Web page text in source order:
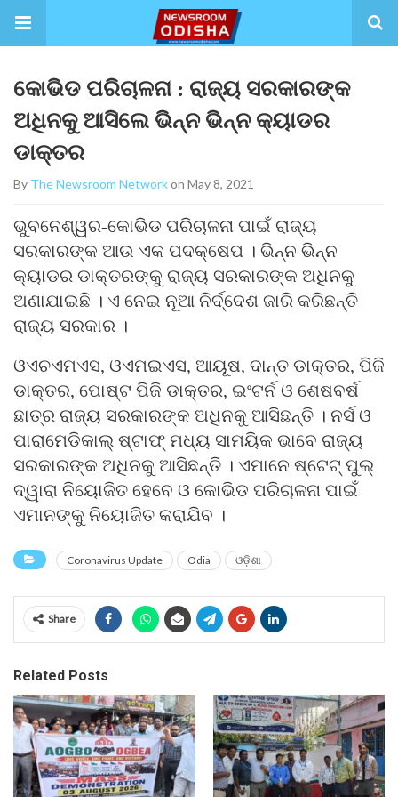
କୋଭିଡ ପରିଚାଳନା : ରାଜ୍ୟ ସରକାରଙ୍କ
ଅଧିନକୁ ଆସିଲେ ଭିନ୍ନ ଭିନ୍ନ କ୍ୟାଡର
ଡାକ୍ତର
By The Newsroom Networkon May 8, 2021
ଭୁବନେଶ୍ୱର-କୋଭିଡ ପରିଚାଳନା ପାଇଁ ରାଜ୍ୟ
ସରକାରଙ୍କ ଆଉ ଏକ ପଦକ୍ଷେପ । ଭିନ୍ନ ଭିନ୍ନ
କ୍ୟାଡର ଡାକ୍ତରଙ୍କୁ ରାଜ୍ୟ ସରକାରଙ୍କ ଅଧିନକୁ
ଅଣାଯାଇଛି । ଏ ନେଇ ନୂଆ ନିର୍ଦ୍ଦେଶ ଜାରି କରିଛନ୍ତି
ରାଜ୍ୟ ସରକାର ।
ଓଏଚଏମଏସ, ଓଏମଇଏସ, ଆୟୂଷ, ଦାନ୍ତ ଡାକ୍ତର, ପିଜି
ଡାକ୍ତର, ପୋଷ୍ଟ ପିଜି ଡାକ୍ତର, ଇଂଟର୍ନ ଓ ଶେଷବର୍ଷ
ଛାତ୍ର ରାଜ୍ୟ ସରକାରଙ୍କ ଅଧିନକୁ ଆସିଛନ୍ତି । ନର୍ସ ଓ
ପାରାମେଡିକାଲ୍ ଷ୍ଟାଫ୍ ମଧ୍ୟ ସାମୟିକ ଭାବେ ରାଜ୍ୟ
ସରକାରଙ୍କ ଅଧିନକୁ ଆସିଛନ୍ତି । ଏମାନେ ଷ୍ଟେଟ୍ ପୁଲ୍
ଦ୍ୱାରା ନିୟୋଜିତ ହେବେ ଓ କୋଭିଡ ପରିଚାଳନା ପାଇଁ
ଏମାନଙ୍କୁ ନିୟୋଜିତ କରାଯିବ ।
Coronavirus Update Odia ଓଡ଼ିଶା
Share
Related Posts